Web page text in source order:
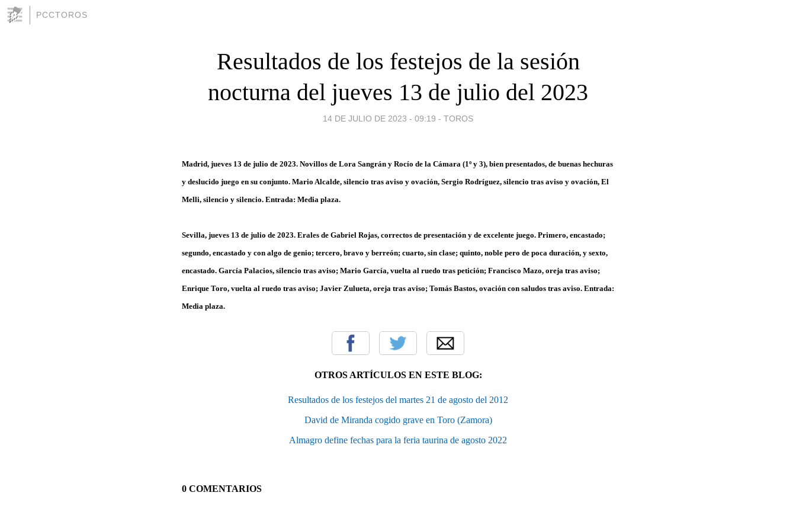
PCCTOROS
Resultados de los festejos de la sesión
nocturna del jueves 13 de julio del 2023
14 DE JULIO DE 2023 - 09:19 - TOROS
Madrid, jueves 13 de julio de 2023. Novillos de Lora Sangrán y Rocío de la Cámara (1º y 3), bien presentados, de buenas hechuras
y deslucido juego en su conjunto. Mario Alcalde, silencio tras aviso y ovación, Sergio Rodríguez, silencio tras aviso y ovación, El
Melli, silencio y silencio. Entrada: Media plaza.
Sevilla, jueves 13 de julio de 2023. Erales de Gabriel Rojas, correctos de presentación y de excelente juego. Primero, encastado;
segundo, encastado y con algo de genio; tercero, bravo y berreón; cuarto, sin clase; quinto, noble pero de poca duración, y sexto,
encastado. García Palacios, silencio tras aviso; Mario García, vuelta al ruedo tras petición; Francisco Mazo, oreja tras aviso;
Enrique Toro, vuelta al ruedo tras aviso; Javier Zulueta, oreja tras aviso; Tomás Bastos, ovación con saludos tras aviso. Entrada:
Media plaza.
OTROS ARTÍCULOS EN ESTE BLOG:
Resultados de los festejos del martes 21 de agosto del 2012
David de Miranda cogido grave en Toro (Zamora)
Almagro define fechas para la feria taurina de agosto 2022
0 COMENTARIOS